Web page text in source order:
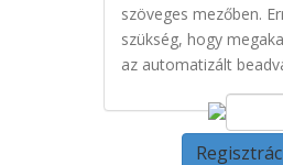
szöveges mezőben.
szükség, hogy
az automatizált